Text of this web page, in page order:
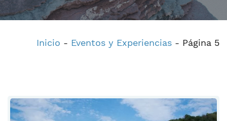
Inicio - Eventos y Experiencias - Página 5